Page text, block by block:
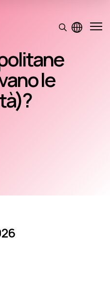
le